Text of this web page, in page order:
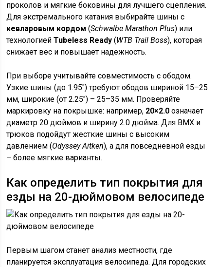
проколов и мягкие боковины для лучшего сцепления.
Для экстремального катания выбирайте шины с
кевларовым кордом (Schwalbe Marathon Plus) или
технологиейTubeless Ready (WTB Trail Boss), которая
снижает вес и повышает надежность.
При выборе учитывайте совместимость с ободом.
Узкие шины (до 1.95″) требуют ободов шириной 15–25
мм, широкие (от 2.25″) – 25–35 мм. Проверяйте
маркировку на покрышке: например, 20×2.0 означает
диаметр 20 дюймов и ширину 2.0 дюйма. Для BMX и
трюков подойдут жесткие шины с высоким
давлением (Odyssey Aitken), а для повседневной езды
– более мягкие варианты.
Как определить тип покрытия для
езды на 20-дюймовом велосипеде
Первым шагом станет анализ местности, где
планируется эксплуатация велосипеда. Для городских